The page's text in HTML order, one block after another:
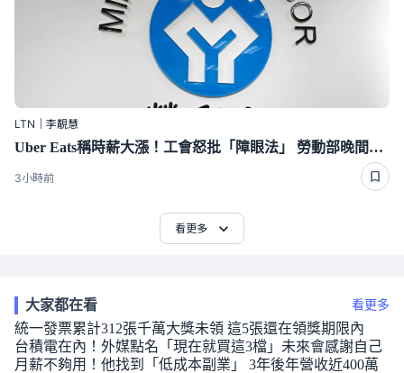
LTN｜李靚慧
Uber Eats稱時薪大漲！工會怒批「障眼法」 勞動部晚間定調：確實違法
3小時前
看更多
大家都在看 看更多
統一發票累計312張千萬大獎未領 這5張還在領獎期限內
台積電在內！外媒點名「現在就買這3檔」未來會感謝自己
月薪不夠用！他找到「低成本副業」 3年後年營收近400萬